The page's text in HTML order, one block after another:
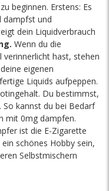
beginnen. Erstens: Es
dampfst und
dein Liquidverbrauch
Wenn du die
verinnerlicht hast, stehen
eigenen
Liquids aufpeppen.
Du bestimmst,
kannst du bei Bedarf
mit 0mg dampfen.
ist die E-Zigarette
schönes Hobby sein,
Selbstmischern